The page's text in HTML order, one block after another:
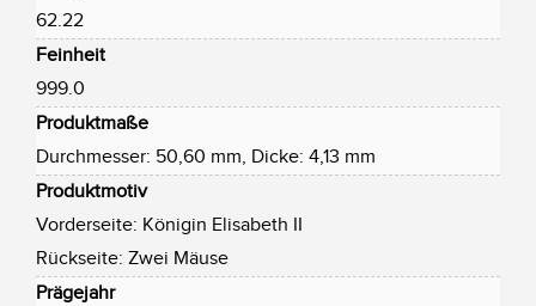
62.22
Feinheit
999.0
Produktmaße
Durchmesser: 50,60 mm, Dicke: 4,13 mm
Produktmotiv
Vorderseite: Königin Elisabeth II
Rückseite: Zwei Mäuse
Prägejahr